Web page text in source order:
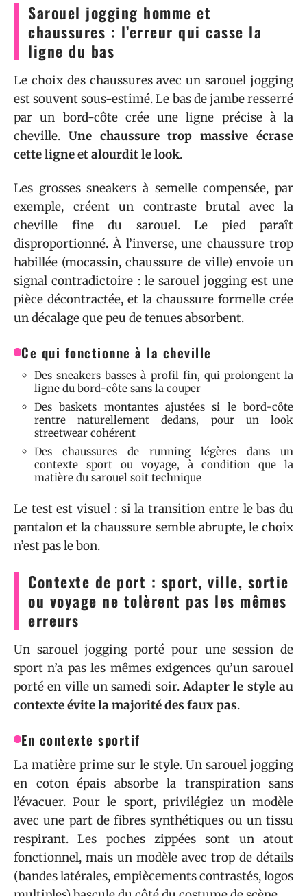
Sarouel jogging homme et
chaussures : l’erreur qui casse la
ligne du bas
Le choix des chaussures avec un sarouel jogging
est souvent sous-estimé. Le bas de jambe resserré
par un bord-côte crée une ligne précise à la
cheville. Une chaussure trop massive écrase
cette ligne et alourdit le look.
Les grosses sneakers à semelle compensée, par
exemple, créent un contraste brutal avec la
cheville fine du sarouel. Le pied paraît
disproportionné. À l’inverse, une chaussure trop
habillée (mocassin, chaussure de ville) envoie un
signal contradictoire : le sarouel jogging est une
pièce décontractée, et la chaussure formelle crée
un décalage que peu de tenues absorbent.
Ce qui fonctionne à la cheville
Des sneakers basses à profil fin, qui prolongent la
ligne du bord-côte sans la couper
Des baskets montantes ajustées si le bord-côte
rentre naturellement dedans, pour un look
streetwear cohérent
Des chaussures de running légères dans un
contexte sport ou voyage, à condition que la
matière du sarouel soit technique
Le test est visuel : si la transition entre le bas du
pantalon et la chaussure semble abrupte, le choix
n’est pas le bon.
Contexte de port : sport, ville, sortie
ou voyage ne tolèrent pas les mêmes
erreurs
Un sarouel jogging porté pour une session de
sport n’a pas les mêmes exigences qu’un sarouel
porté en ville un samedi soir.Adapter le style au
contexte évite la majorité des faux pas.
En contexte sportif
La matière prime sur le style. Un sarouel jogging
en coton épais absorbe la transpiration sans
l’évacuer. Pour le sport, privilégiez un modèle
avec une part de fibres synthétiques ou un tissu
respirant. Les poches zippées sont un atout
fonctionnel, mais un modèle avec trop de détails
(bandes latérales, empiècements contrastés, logos